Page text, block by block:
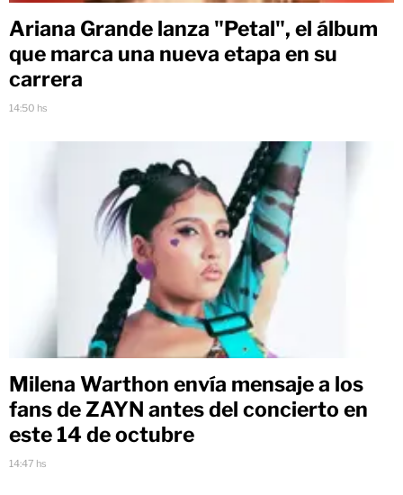
Ariana Grande lanza "Petal", el álbum
que marca una nueva etapa en su
carrera
14:50 hs
Milena Warthon envía mensaje a los
fans de ZAYN antes del concierto en
este 14 de octubre
14:47 hs